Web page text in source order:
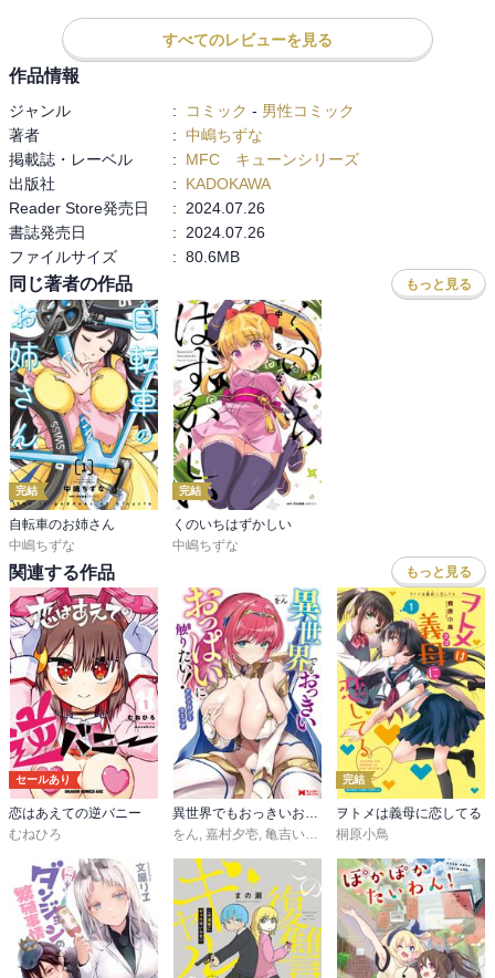
すべてのレビューを見る
作品情報
ジャンル : コミック - 男性コミック
著者
: 中嶋ちずな
掲載誌・レーベル
:
MFC キューンシリーズ
出版社
:
KADOKAWA
Reader Store発売日
:
2024.07.26
書誌発売日
:
2024.07.26
ファイルサイズ
: 80.6MB
同じ著者の作品 もっと見る
完結
自転車のお姉さん
中嶋ちずな
完結
くのいちはずかしい
中嶋ちずな
関連する作品 もっと見る
セールあり
恋はあえての逆バニー
むねひろ
をん 嘉村夕壱 亀吉いちこ ,小菅野テント
完結
ヲトメは義母に恋してる
桐原小鳥